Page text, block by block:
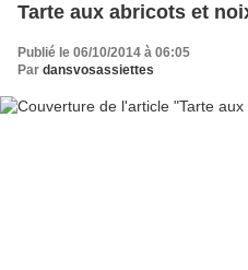
Tarte aux abricots et
Publié le 06/10/2014 à 06:05
Par dansvosassiettes